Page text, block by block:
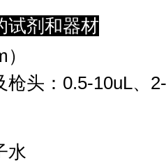
试剂和器材
枪头：0.5-10uL、
水